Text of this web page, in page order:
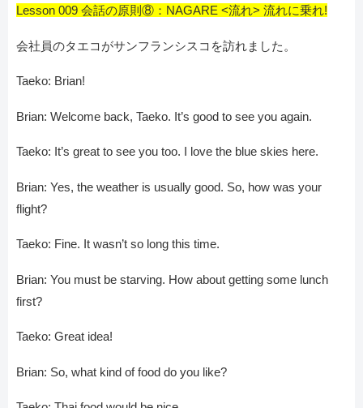
Lesson 009 会話の原則⑧：NAGARE <流れ> 流れに乗れ!
会社員のタエコがサンフランシスコを訪れました。
Taeko: Brian!
Brian: Welcome back, Taeko. It’s good to see you again.
Taeko: It’s great to see you too. I love the blue skies here.
Brian: Yes, the weather is usually good. So, how was your
flight?
Taeko: Fine. It wasn’t so long this time.
Brian: You must be starving. How about getting some lunch
first?
Taeko: Great idea!
Brian: So, what kind of food do you like?